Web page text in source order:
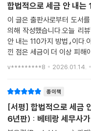
합법적으로 세금 안 내는
이 글은 출판사로부터 도서
의해 작성했습니다.오늘 리
안 내는 110가지 방법』이다
낀 점은 세금이 더 이상 피해
따라 달라지는 결과라는 사
v*********8 2026.01.14.
종이책
[서평] 합법적으로 세금
6년판) : 베테랑 세무사